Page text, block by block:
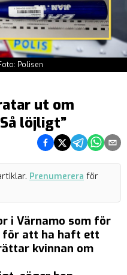
Polisen
ut om
löjligt”
Dela på Facebook
Dela på Twitter
Dela påDela på
Dela
Prenumerera för
i Värnamo som för
för att ha haft ett
kvinnan om